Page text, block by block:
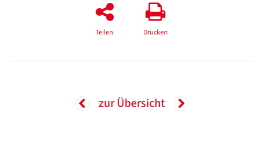
Teilen Drucken
zur Übersicht
ZURÜCK